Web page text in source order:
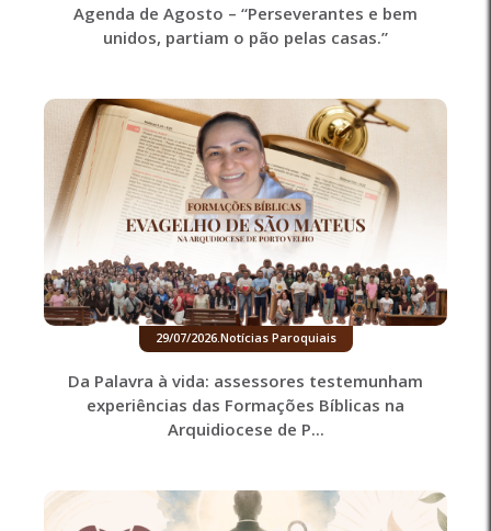
Agenda de Agosto – “Perseverantes e bem
unidos, partiam o pão pelas casas.”
29/07/2026. Notícias Paroquiais
Da Palavra à vida: assessores testemunham
experiências das Formações Bíblicas na
Arquidiocese de P...